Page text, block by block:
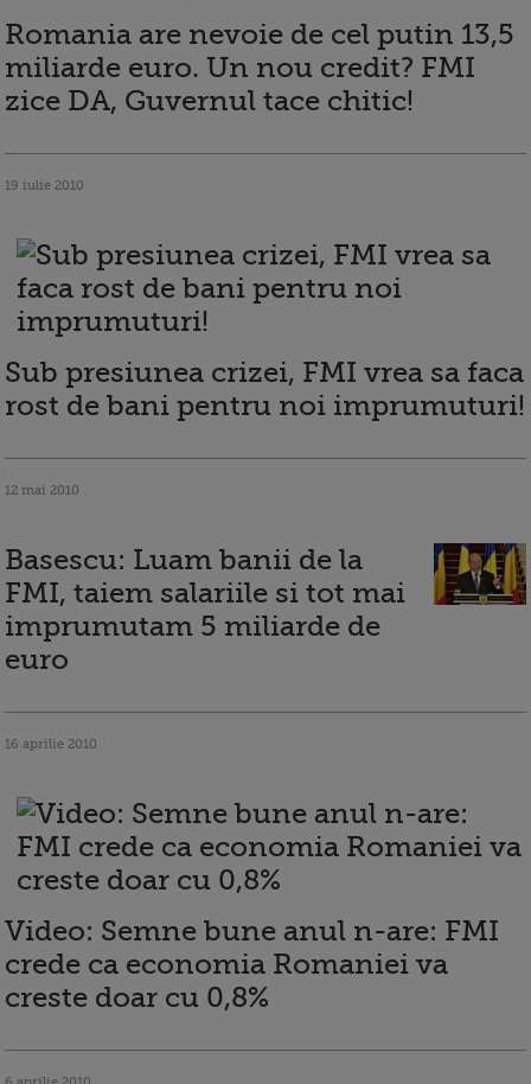
Romania are nevoie de cel putin 13,5
miliarde euro. Un nou credit? FMI
zice DA, Guvernul tace chitic!
19 iulie 2010
Sub presiunea crizei, FMI vrea sa faca
rost de bani pentru noi imprumuturi!
12 mai 2010
Basescu: Luam banii de la
FMI, taiem salariile si tot mai
imprumutam 5 miliarde de
euro
16 aprilie 2010
Video: Semne bune anul n-are: FMI
crede ca economia Romaniei va
creste doar cu 0,8%